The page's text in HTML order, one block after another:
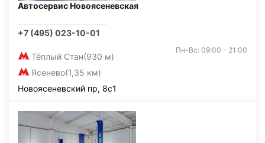
Автосервис Новоясеневская
+7 (495) 023-10-01
Тёплый Стан(930 м)
Ясенево(1,35 км)
Пн-Вс: 09:00 - 21:00
Новоясеневский пр, 8с1